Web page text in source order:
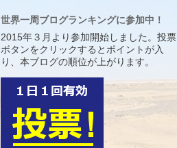
世界一周ブログランキングに参加中！
2015年３月より参加開始しました。投票
ボタンをクリックするとポイントが入
り、本ブログの順位が上がります。